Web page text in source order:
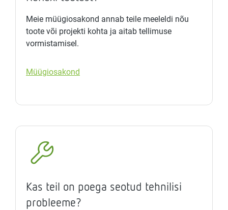
Meie müügiosakond annab teile meeleldi nõu
toote või projekti kohta ja aitab tellimuse
vormistamisel.
Müügiosakond
Kas teil on poega seotud tehnilisi
probleeme?